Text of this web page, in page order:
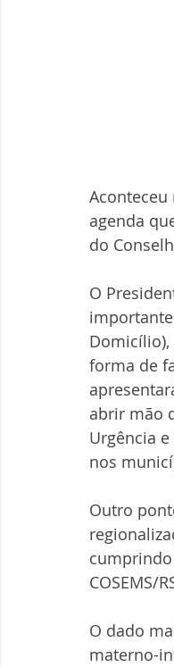
Aconteceu
agenda
do
O
forma de
abrir mão
Urgência
nos
Outro
COSEMS/
O dado
materno-